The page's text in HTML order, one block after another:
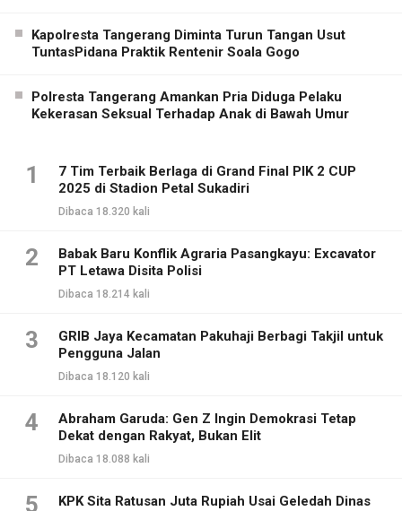
Kapolresta Tangerang Diminta Turun Tangan Usut
TuntasPidana Praktik Rentenir Soala Gogo
Polresta Tangerang Amankan Pria Diduga Pelaku
Kekerasan Seksual Terhadap Anak di Bawah Umur
1
7 Tim Terbaik Berlaga di Grand Final PIK 2 CUP
2025 di Stadion Petal Sukadiri
Dibaca 18.320 kali
2
Babak Baru Konflik Agraria Pasangkayu: Excavator
PT Letawa Disita Polisi
Dibaca 18.214 kali
3
GRIB Jaya Kecamatan Pakuhaji Berbagi Takjil untuk
Pengguna Jalan
Dibaca 18.120 kali
4
Abraham Garuda: Gen Z Ingin Demokrasi Tetap
Dekat dengan Rakyat, Bukan Elit
Dibaca 18.088 kali
5
KPK Sita Ratusan Juta Rupiah Usai Geledah Dinas